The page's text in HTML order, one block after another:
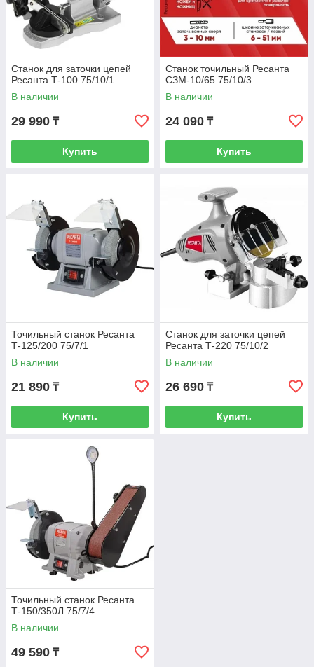
Станок для заточки цепей
Ресанта Т-100 75/10/1
В наличии
29 990 ₸
Купить
Станок точильный Ресанта
СЗМ-10/65 75/10/3
В наличии
24 090 ₸
Купить
Точильный станок Ресанта
Т-125/200 75/7/1
В наличии
21 890 ₸
Купить
Станок для заточки цепей
Ресанта Т-220 75/10/2
В наличии
26 690 ₸
Купить
Точильный станок Ресанта
Т-150/350Л 75/7/4
В наличии
49 590 ₸